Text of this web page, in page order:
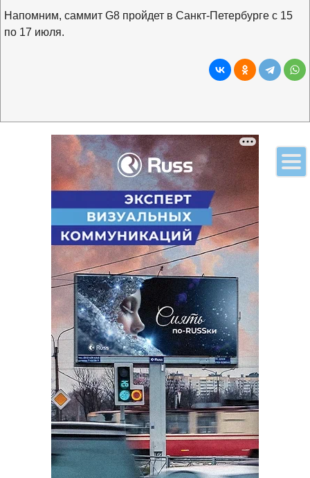
Напомним, саммит G8 пройдет в Санкт-Петербурге с 15
по 17 июля.